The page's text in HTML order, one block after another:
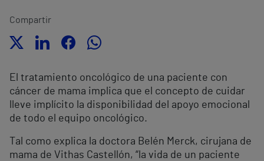
Compartir
El tratamiento oncológico de una paciente con
cáncer de mama implica que el concepto de cuidar
lleve implícito la disponibilidad del apoyo emocional
de todo el equipo oncológico.
Tal como explica la doctora Belén Merck, cirujana de
mama de Vithas Castellón, “la vida de un paciente